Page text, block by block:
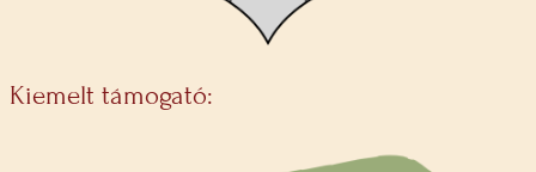
Kiemelt támogató: